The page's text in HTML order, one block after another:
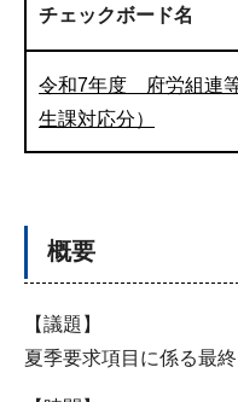
チェックボード名
令和7年度 府労組連
生課対応分）
概要
【議題】
夏季要求項目に係る最